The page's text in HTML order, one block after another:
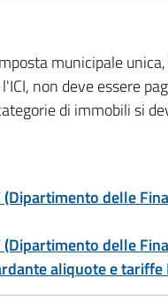
municipale
non deve essere
di immobili si
delle
delle
aliquote e tariffe